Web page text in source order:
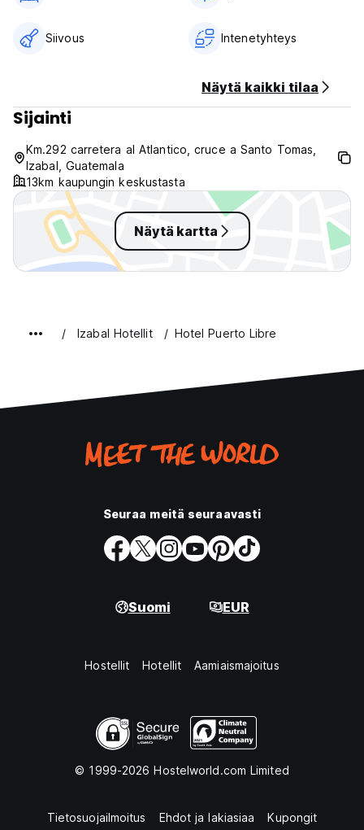
Siivous Intenetyhteys
Näytä kaikki tilaa
Sijainti
Km.292 carretera al Atlantico, cruce a Santo Tomas,
Izabal, Guatemala
13km kaupungin keskustasta
Näytä kartta
Izabal Hotellit Hotel Puerto Libre
Seuraa meitä seuraavasti
Suomi EUR
Hostellit Hotellit Aamiaismajoitus
© 1999-2026 Hostelworld.com Limited
Tietosuojailmoitus Ehdot ja lakiasiaa Kupongit